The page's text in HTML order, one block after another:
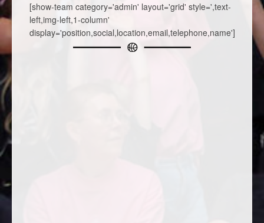
[show-team category='admin' layout='grid' style=',text-
left,img-left,1-column'
display='position,social,location,email,telephone,name']